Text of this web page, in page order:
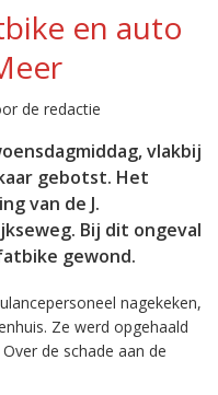
en auto
de redactie
vlakbij
gebotst. Het
van de J.
Bij dit ongeval
gewond.
nagekeken,
Ze werd opgehaald
de schade aan de